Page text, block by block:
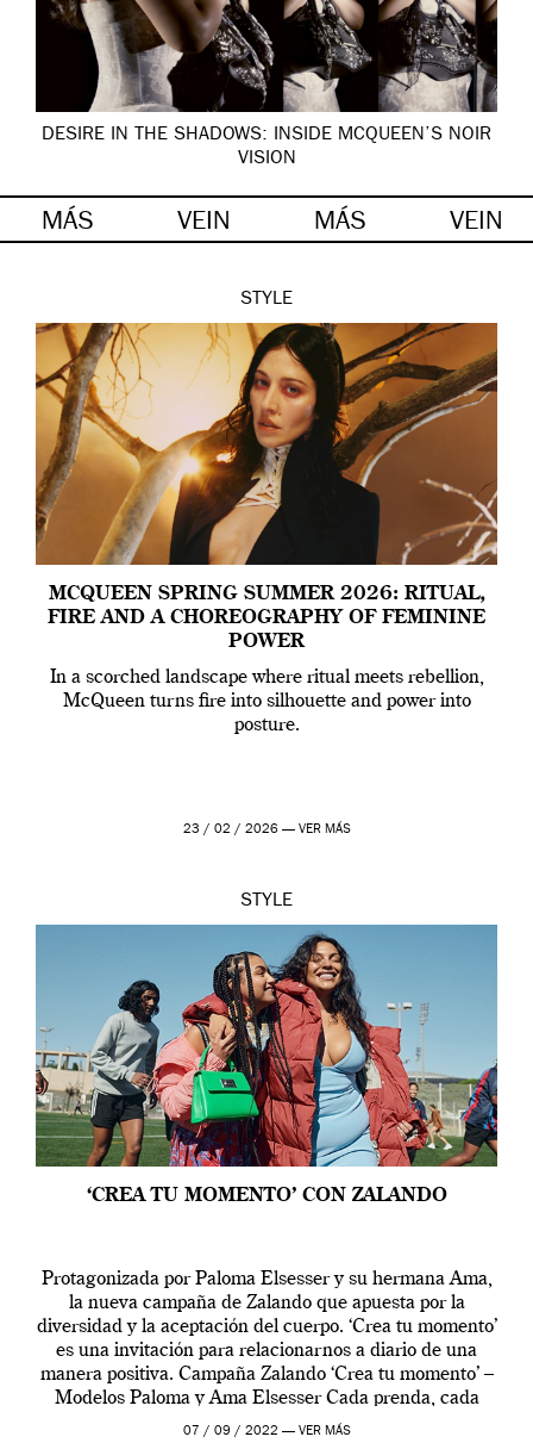
DESIRE IN THE SHADOWS: INSIDE MCQUEEN’S NOIR
VISION
MÁS VEIN MÁS VEIN
STYLE
MCQUEEN SPRING SUMMER 2026: RITUAL,
FIRE AND A CHOREOGRAPHY OF FEMININE
POWER
In a scorched landscape where ritual meets rebellion,
McQueen turns fire into silhouette and power into
posture.
23 / 02 / 2026 — VER MÁS
STYLE
‘CREA TU MOMENTO’ CON ZALANDO
Protagonizada por Paloma Elsesser y su hermana Ama,
la nueva campaña de Zalando que apuesta por la
diversidad y la aceptación del cuerpo. ‘Crea tu momento’
es una invitación para relacionarnos a diario de una
manera positiva. Campaña Zalando ‘Crea tu momento’ –
Modelos Paloma y Ama Elsesser Cada prenda, cada
outfit, cada momento, caracteriza […]
07 / 09 / 2022 — VER MÁS